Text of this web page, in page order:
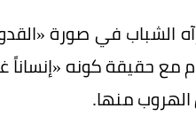
الشباب في صورة
مع حقيقة كونه
منها.